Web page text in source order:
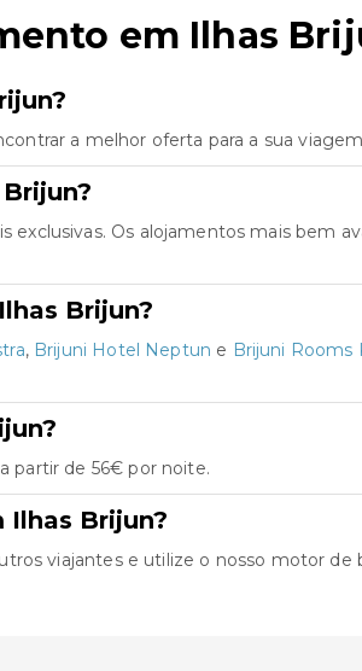
em Ilhas
a melhor oferta para a sua
Os alojamentos mais bem
Brijun?
, Brijuni Hotel Neptun e Brijuni Rooms
partir de 56€ por noite.
Brijun?
viajantes e utilize o nosso motor de